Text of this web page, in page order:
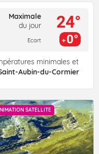
Maximale
du jour
Ecart
24°
0°
minimales et
Aubin-du-Cormier
SATELLITE